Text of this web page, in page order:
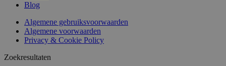
Blog
Algemene gebruiksvoorwaarden
Algemene voorwaarden
Privacy & Cookie Policy
Zoekresultaten